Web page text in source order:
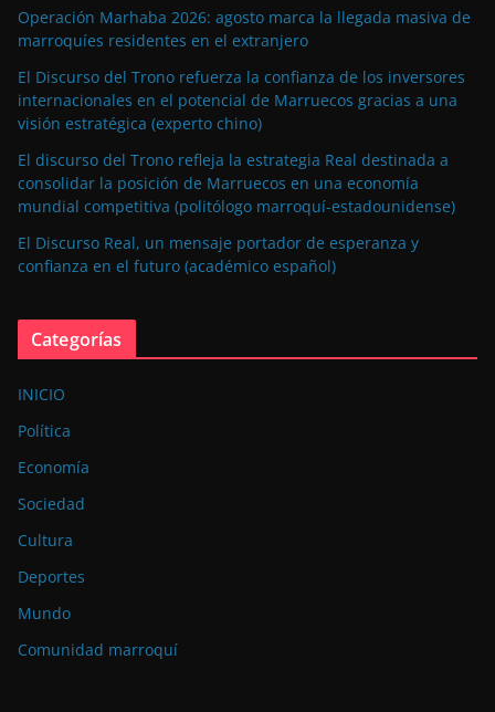
Operación Marhaba 2026: agosto marca la llegada masiva de
marroquíes residentes en el extranjero
El Discurso del Trono refuerza la confianza de los inversores
internacionales en el potencial de Marruecos gracias a una
visión estratégica (experto chino)
El discurso del Trono refleja la estrategia Real destinada a
consolidar la posición de Marruecos en una economía
mundial competitiva (politólogo marroquí-estadounidense)
El Discurso Real, un mensaje portador de esperanza y
confianza en el futuro (académico español)
Categorías
INICIO
Política
Economía
Sociedad
Cultura
Deportes
Mundo
Comunidad marroquí